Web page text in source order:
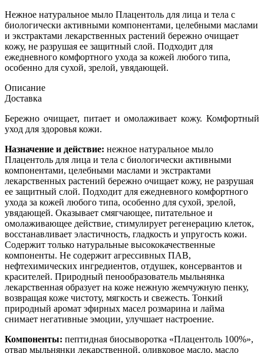
Нежное натуральное мыло Плацентоль для лица и тела с
биологически активными компонентами, целебными маслами
и экстрактами лекарственных растений бережно очищает
кожу, не разрушая ее защитный слой. Подходит для
ежедневного комфортного ухода за кожей любого типа,
особенно для сухой, зрелой, увядающей.
Описание
Доставка
Бережно очищает, питает и омолаживает кожу. Комфортный
уход для здоровья кожи.
Назначение и действие: нежное натуральное мыло
Плацентоль для лица и тела с биологически активными
компонентами, целебными маслами и экстрактами
лекарственных растений бережно очищает кожу, не разрушая
ее защитный слой. Подходит для ежедневного комфортного
ухода за кожей любого типа, особенно для сухой, зрелой,
увядающей. Оказывает смягчающее, питательное и
омолаживающее действие, стимулирует регенерацию клеток,
восстанавливает эластичность, гладкость и упругость кожи.
Содержит только натуральные высококачественные
компоненты. Не содержит агрессивных ПАВ,
нефтехимических ингредиентов, отдушек, консервантов и
красителей. Природный пенообразователь мыльнянка
лекарственная образует на коже нежную жемчужную пенку,
возвращая коже чистоту, мягкость и свежесть. Тонкий
природный аромат эфирных масел розмарина и лайма
снимает негативные эмоции, улучшает настроение.
Компоненты: пептидная биосыворотка «Плацентоль 100%»,
отвар мыльнянки лекарственной, оливковое масло, масло